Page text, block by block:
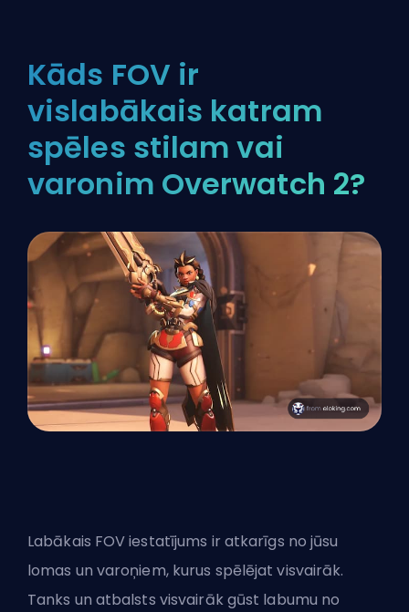
Kāds FOV ir
vislabākais katram
spēles stilam vai
varonim Overwatch 2?
Labākais FOV iestatījums ir atkarīgs no jūsu
lomas un varoņiem, kurus spēlējat visvairāk.
Tanks un atbalsts visvairāk gūst labumu no